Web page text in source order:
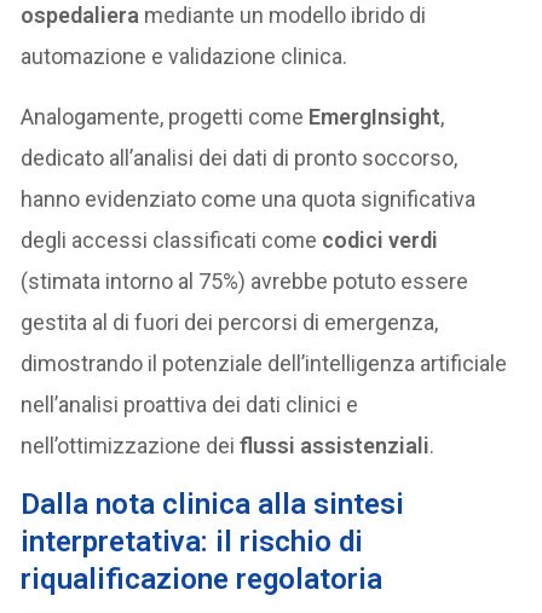
ospedaliera mediante un modello ibrido di
automazione e validazione clinica.
Analogamente, progetti come EmergInsight,
dedicato all’analisi dei dati di pronto soccorso,
hanno evidenziato come una quota significativa
degli accessi classificati come codici verdi
(stimata intorno al 75%) avrebbe potuto essere
gestita al di fuori dei percorsi di emergenza,
dimostrando il potenziale dell’intelligenza artificiale
nell’analisi proattiva dei dati clinici e
nell’ottimizzazione deiflussi assistenziali.
Dalla nota clinica alla sintesi
interpretativa: il rischio di
riqualificazione regolatoria